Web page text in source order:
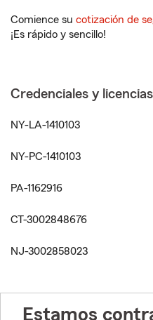
Comience su cotización de
¡Es rápido y sencillo!
Credenciales y
NY-LA-1410103
NY-PC-1410103
PA-1162916
CT-3002848676
NJ-3002858023
Estamos